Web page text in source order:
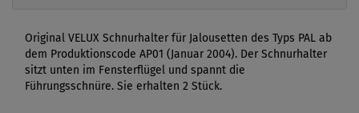
Original VELUX Schnurhalter für Jalousetten des Typs PAL ab
dem Produktionscode AP01 (Januar 2004). Der Schnurhalter
sitzt unten im Fensterflügel und spannt die
Führungsschnüre. Sie erhalten 2 Stück.